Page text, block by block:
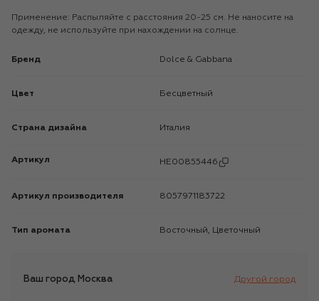
Применение: Распыляйте с расстояния 20-25 см. Не наносите на
одежду, не используйте при нахождении на солнце.
Бренд Dolce & Gabbana
Цвет Бесцветный
Страна дизайна Италия
Артикул HE00855446
Артикул производителя 8057971183722
Тип аромата Восточный, Цветочный
Ваш город Москва Другой город